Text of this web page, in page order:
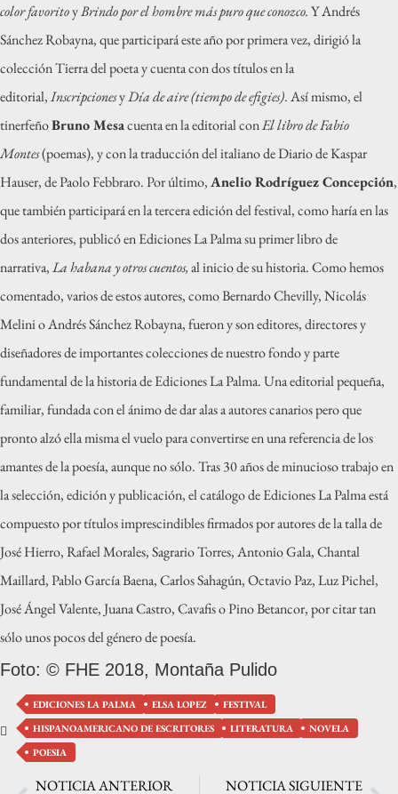
color favoritoyBrindo por el hombre más puro que conozco.Y Andrés
Sánchez Robayna,que participará este año por primera vez, dirigió la
colección Tierra del poeta y cuenta con dos títulos en la
editorial,InscripcionesyDía de aire (tiempo de efigies). Así mismo, el
tinerfeñoBruno Mesacuenta en la editorial conEl libro de Fabio
Montes(poemas), y con la traducción del italiano de Diario de Kaspar
Hauser, de Paolo Febbraro.Por último,Anelio Rodríguez Concepción,
que también participará en la tercera edición del festival, como haría en las
dos anteriores, publicó en Ediciones La Palma su primer libro de
narrativa,La habana y otros cuentos,al inicio de su historia. Como hemos
comentado, varios de estos autores, como Bernardo Chevilly, Nicolás
Melini o Andrés Sánchez Robayna, fueron y son editores, directores y
diseñadores de importantes colecciones de nuestro fondo y parte
fundamental de la historia de Ediciones La Palma. Una editorial pequeña,
familiar, fundada con el ánimo de dar alas a autores canarios pero que
pronto alzó ella misma el vuelo para convertirse en una referencia de los
amantes de la poesía, aunque no sólo. Tras 30 años de minucioso trabajo en
la selección, edición y publicación, el catálogo de Ediciones La Palma está
compuesto por títulos imprescindibles firmados por autores de la talla de
José Hierro, Rafael Morales, Sagrario Torres, Antonio Gala, Chantal
Maillard, Pablo García Baena, Carlos Sahagún, Octavio Paz, Luz Pichel,
José Ángel Valente, Juana Castro, Cavafis o Pino Betancor, por citar tan
sólo unos pocos del género de poesía.
Foto: © FHE 2018, Montaña Pulido
EDICIONES LA PALMA ELSA LOPEZ
FESTIVAL
HISPANOAMERICANO DE ESCRITORES
LITERATURA
NOVELA
POESIA
NOTICIA ANTERIOR NOTICIA SIGUIENTE